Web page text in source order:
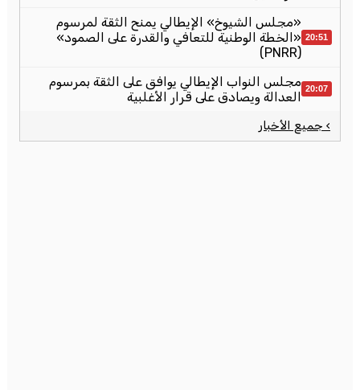
20:51
«مجلس الشيوخ» الإيطالي يمنح الثقة لمرسوم
«الخطة الوطنية للتعافي والقدرة على الصمود»
(PNRR)
20:07 مجلس النواب الإيطالي يوافق على الثقة بمرسوم
العدالة ويصادق على قرار الأغلبية
› جميع الأخبار